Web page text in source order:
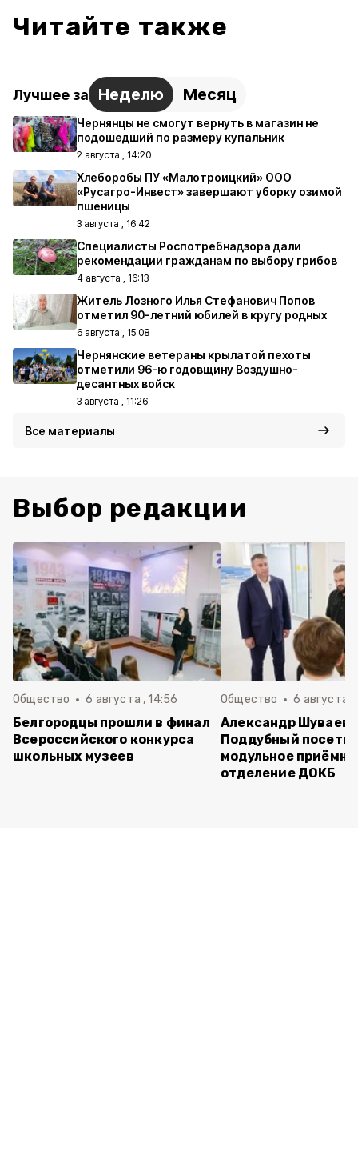
Читайте также
Лучшее за Неделю Месяц
Чернянцы не смогут вернуть в магазин не
подошедший по размеру купальник
2 августа , 14:20
Хлеборобы ПУ «Малотроицкий» ООО
«Русагро-Инвест» завершают уборку озимой
пшеницы
3 августа , 16:42
Специалисты Роспотребнадзора дали
рекомендации гражданам по выбору грибов
4 августа , 16:13
Житель Лозного Илья Стефанович Попов
отметил 90-летний юбилей в кругу родных
6 августа , 15:08
Чернянские ветераны крылатой пехоты
отметили 96-ю годовщину Воздушно-
десантных войск
3 августа , 11:26
Все материалы
Выбор редакции
Общество 6 августа , 14:56
Белгородцы прошли в финал
Всероссийского конкурса
школьных музеев
Общество 6 августа ,
Александр Шуваев
Поддубный
модульное
отделение ДОКБ